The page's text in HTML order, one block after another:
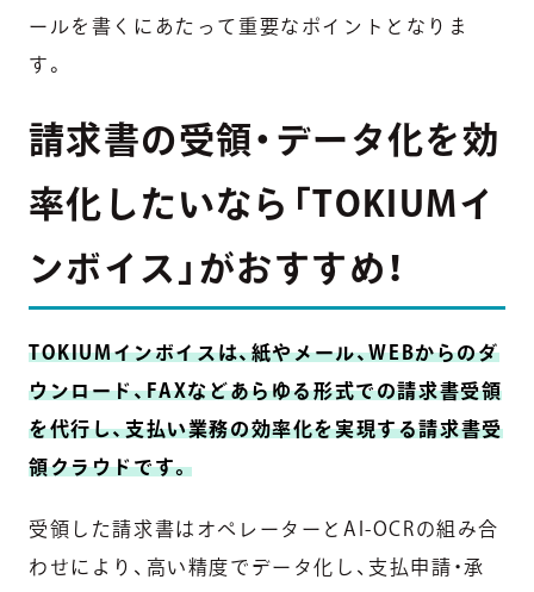
ールを書くにあたって重要なポイントとなりま
す。
請求書の受領・データ化を効
率化したいなら「TOKIUMイ
ンボイス」がおすすめ！
TOKIUMインボイスは、紙やメール、WEBからのダ
ウンロード、FAXなどあらゆる形式での請求書受領
を代行し、支払い業務の効率化を実現する請求書受
領クラウドです。
受領した請求書はオペレーターとAI-OCRの組み合
わせにより、高い精度でデータ化し、支払申請・承